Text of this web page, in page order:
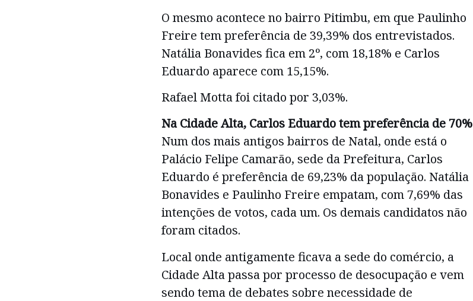
O mesmo acontece no bairro Pitimbu, em que Paulinho
Freire tem preferência de 39,39% dos entrevistados.
Natália Bonavides fica em 2º, com 18,18% e Carlos
Eduardo aparece com 15,15%.
Rafael Motta foi citado por 3,03%.
Na Cidade Alta, Carlos Eduardo tem preferência de 70%
Num dos mais antigos bairros de Natal, onde está o
Palácio Felipe Camarão, sede da Prefeitura, Carlos
Eduardo é preferência de 69,23% da população. Natália
Bonavides e Paulinho Freire empatam, com 7,69% das
intenções de votos, cada um. Os demais candidatos não
foram citados.
Local onde antigamente ficava a sede do comércio, a
Cidade Alta passa por processo de desocupação e vem
sendo tema de debates sobre necessidade de